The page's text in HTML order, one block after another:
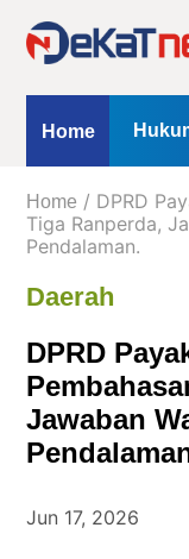
Home
Kanal
Berita
Hukum
&
Peristiwa
Nasional
Daerah
Lifestyle
Opini
Home
Home / DPRD
Tiga Ranperda,
Pendalaman.
Daerah
DPRD
Jawaban
Jun 17, 2026